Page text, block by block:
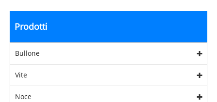
Prodotti
Bullone
Vite
Noce